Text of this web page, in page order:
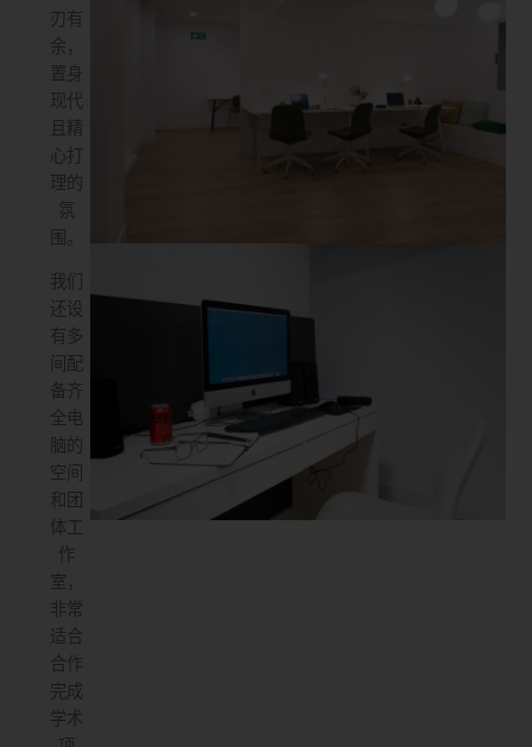
刃有
余，
置身
现代
且精
心打
理的
氛
围。
我们
还设
有多
间配
备齐
全电
脑的
空间
和团
体工
作
室，
非常
适合
合作
完成
学术